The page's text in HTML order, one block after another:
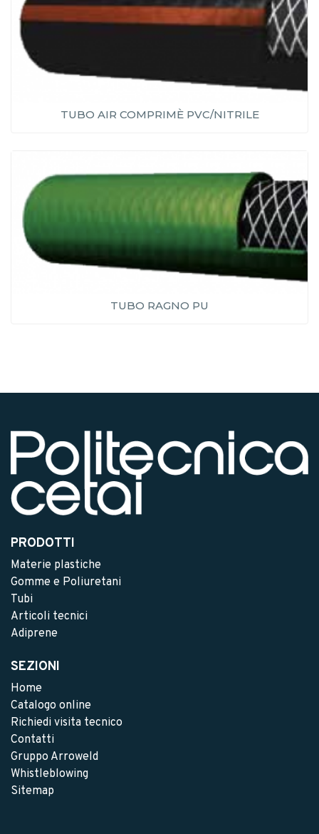
TUBO AIR COMPRIMÈ PVC/NITRILE
TUBO RAGNO PU
PRODOTTI
Materie plastiche
Gomme e Poliuretani
Tubi
Articoli tecnici
Adiprene
SEZIONI
Home
Catalogo online
Richiedi visita tecnico
Contatti
Gruppo Arroweld
Whistleblowing
Sitemap